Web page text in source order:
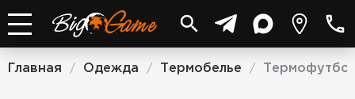
Главная / Одежда / Термобелье /